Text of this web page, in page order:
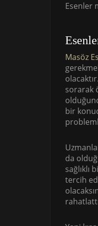
Esenler
Masöz
sorarak
bir
da
sağlıklı
tercih